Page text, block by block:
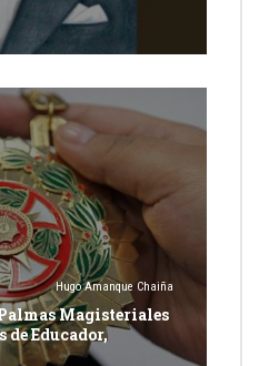
Hugo Amanque Chaiña
Magisteriales
de Educador,